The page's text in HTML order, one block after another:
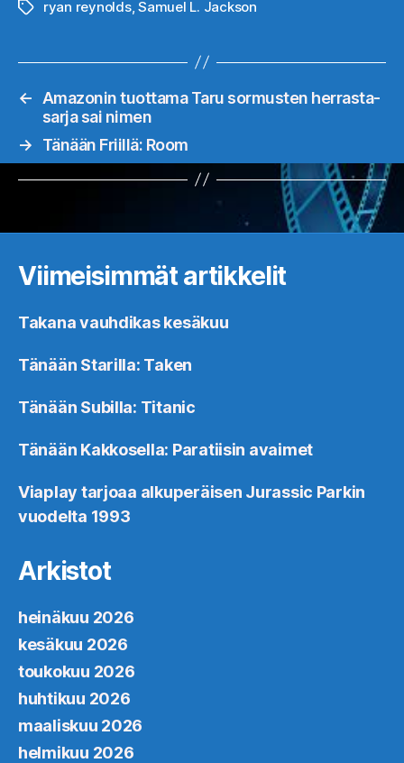
Avainsanat
ryan reynolds,Samuel L. Jackson
←
Amazonin tuottama Taru sormusten herrasta-
sarja sai nimen
→
Tänään Friillä: Room
Viimeisimmät artikkelit
Takana vauhdikas kesäkuu
Tänään Starilla: Taken
Tänään Subilla: Titanic
Tänään Kakkosella: Paratiisin avaimet
Viaplay tarjoaa alkuperäisen Jurassic Parkin
vuodelta 1993
Arkistot
heinäkuu 2026
kesäkuu 2026
toukokuu 2026
huhtikuu 2026
maaliskuu 2026
helmikuu 2026